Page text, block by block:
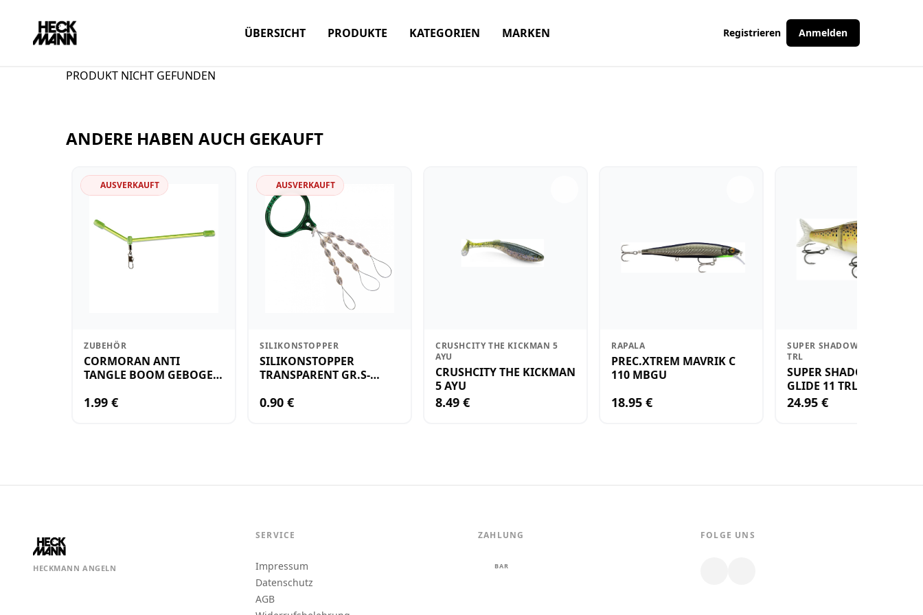
ÜBERSICHT PRODUKTE KATEGORIEN MARKEN Registrieren Anmelden
PRODUKT NICHT GEFUNDEN
ANDERE HABEN AUCH GEKAUFT
AUSVERKAUFT
ZUBEHÖR
CORMORAN ANTI
TANGLE BOOM GEBOGEN
1.99 €
AUSVERKAUFT
SILIKONSTOPPER
SILIKONSTOPPER
TRANSPARENT GR.S-
0.90 €
CRUSHCITY THE KICKMAN 5
AYU
CRUSHCITY THE KICKMAN
5 AYU
8.49 €
RAPALA
PREC.XTREM MAVRIK C
110 MBGU
18.95 €
SUPER SHADOW RAP GLIDE 11
TRL
SUPER SHADOW RAP
GLIDE 11 TRL
24.95 €
HECKMANN ANGELN
SERVICE
Impressum
Datenschutz
AGB
ZAHLUNG
BAR
FOLGE UNS